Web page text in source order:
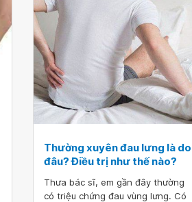
Thường xuyên đau lưng là do
đâu? Điều trị như thế nào?
Thưa bác sĩ, em gần đây thường
có triệu chứng đau vùng lưng. Có